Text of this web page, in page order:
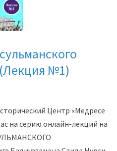
№1)
Центр «Медресе
на серию онлайн-лекций на